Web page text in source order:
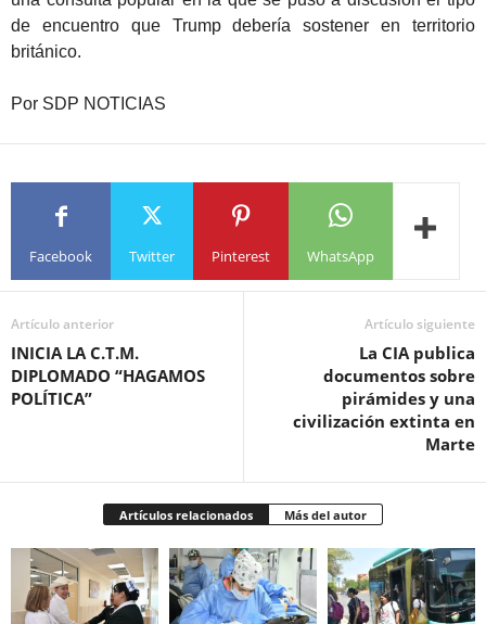
de encuentro que Trump debería sostener en territorio
británico.
Por SDP NOTICIAS
Facebook Twitter Pinterest WhatsApp
Artículo anterior
INICIA LA C.T.M.
DIPLOMADO “HAGAMOS
POLÍTICA”
Artículo siguiente
La CIA publica
documentos sobre
pirámides y una
civilización extinta en
Marte
Artículos relacionados Más del autor